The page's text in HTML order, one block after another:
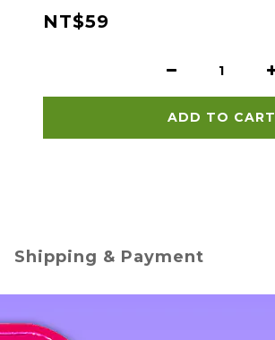
NT$59
ADD TO CART
Shipping & Payment